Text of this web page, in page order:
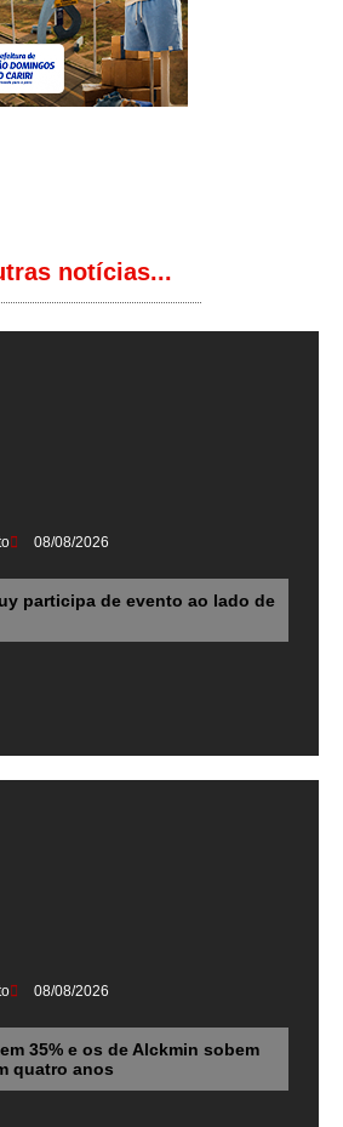
notícias...
08/08/2026
participa de evento ao lado de
08/08/2026
35% e os de Alckmin sobem
quatro anos